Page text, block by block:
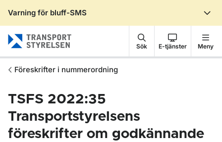
Varning för bluff-SMS
Sök E-tjänster Meny
Föreskrifter i nummerordning
TSFS 2022:35
Transportstyrelsens
föreskrifter om godkännande